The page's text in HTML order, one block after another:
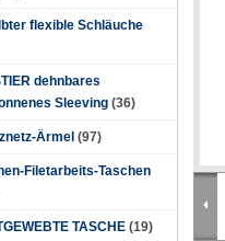
flexible Schläuche
dehnbares
Sleeving (36)
Ärmel (97)
Filetarbeits-Taschen
TASCHE (19)